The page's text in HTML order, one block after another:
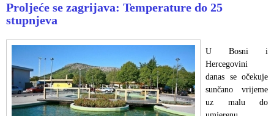
Proljeće se zagrijava: Temperature do 25
stupnjeva
U Bosni i
Hercegovini
danas se očekuje
sunčano vrijeme
uz malu do